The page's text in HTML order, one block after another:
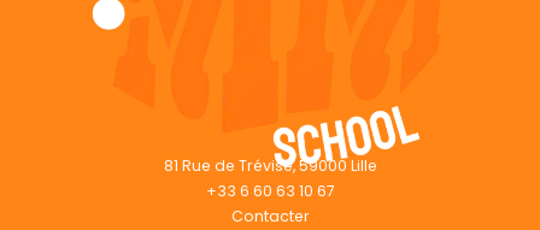
81 Rue de Trévise, 59000 Lille
+33 6 60 63 10 67
Contacter